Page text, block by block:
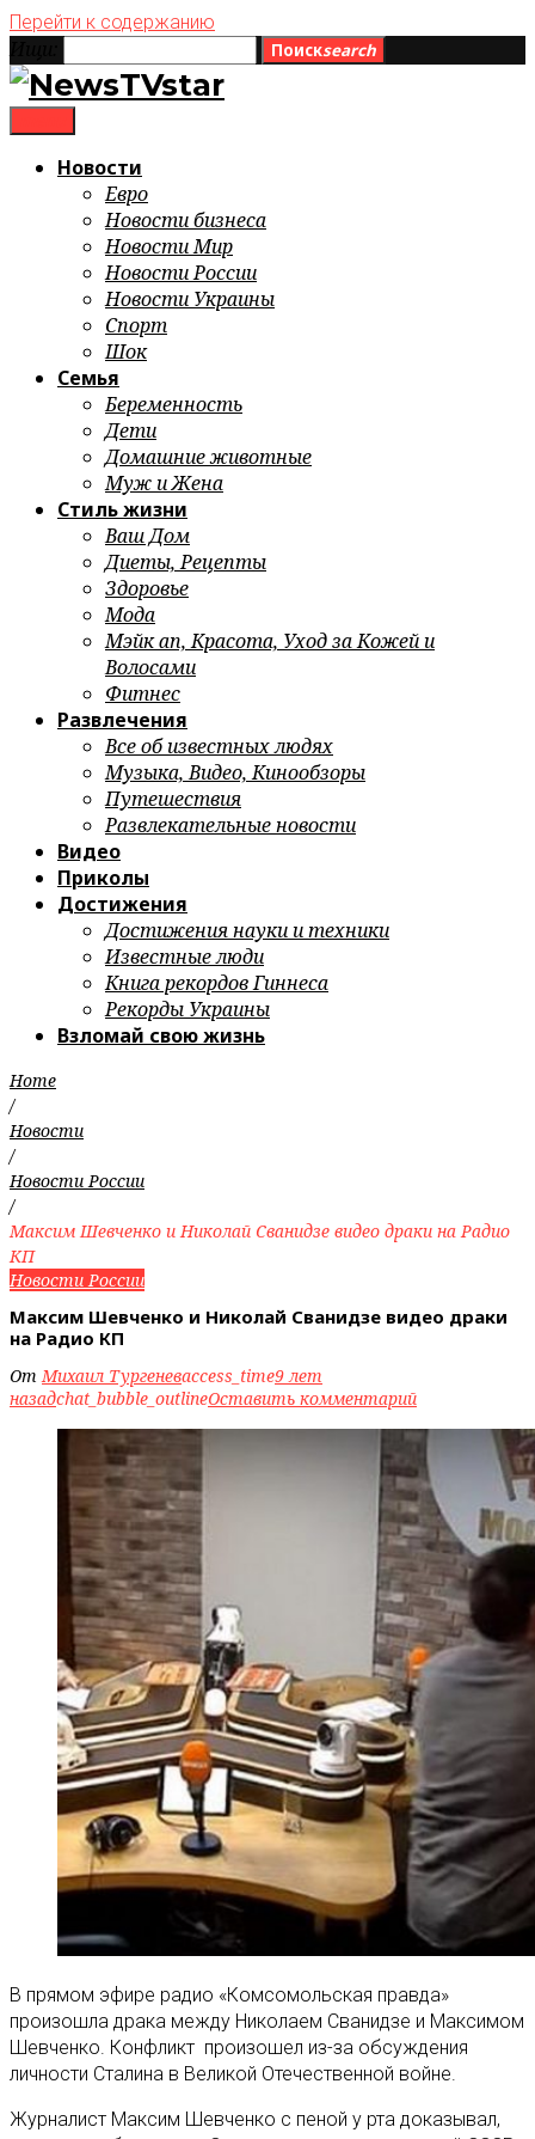
Перейти к содержанию
Поискsearch
Новости
Евро
Новости бизнеса
Новости Мир
Новости России
Новости Украины
Спорт
Шок
Семья
Беременность
Дети
Домашние животные
Муж и Жена
Стиль жизни
Ваш Дом
Диеты, Рецепты
Здоровье
Мода
Мэйк ап, Красота, Уход за Кожей и
Волосами
Фитнес
Развлечения
Все об известных людях
Музыка, Видео, Кинообзоры
Путешествия
Развлекательные новости
Видео
Приколы
Достижения
Достижения науки и техники
Известные люди
Книга рекордов Гиннеса
Рекорды Украины
Взломай свою жизнь
Home
/
Новости
/
Новости России
/
Максим Шевченко и Николай Сванидзе видео драки на Радио
КП
Новости России
Максим Шевченко и Николай Сванидзе видео драки
на Радио КП
ОтМихаил Тургеневaccess_time9 лет
назадchat_bubble_outlineОставить комментарий
В прямом эфире радио «Комсомольская правда»
произошла драка между Николаем Сванидзе и Максимом
Шевченко. Конфликт произошел из-за обсуждения
личности Сталина в Великой Отечественной войне.
Журналист Максим Шевченко с пеной у рта доказывал,